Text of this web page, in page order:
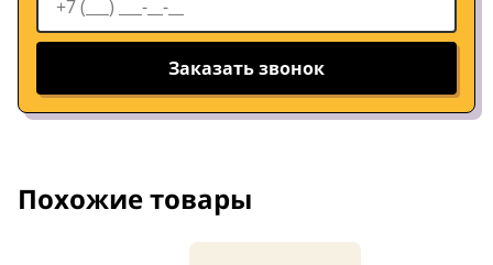
Заказать звонок
Похожие товары